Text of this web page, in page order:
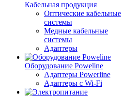
Кабельная продукция
Оптические кабельные
системы
Медные кабельные
системы
Адаптеры
Оборудование Poweline
Адаптеры Powerline
Адаптеры с Wi-Fi